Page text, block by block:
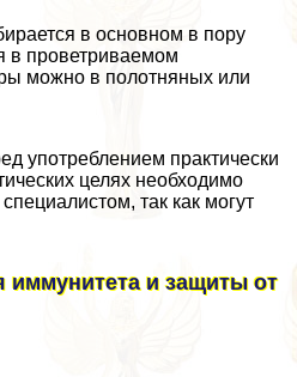
в основном в пору
в проветриваемом
можно в полотняных или
употрeблением пpaктически
целях необходимо
так как могут
иммунитета и защиты от